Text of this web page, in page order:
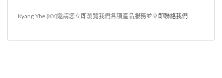
Kyang Yhe (KY)邀請您立即瀏覽我們各項產品服務並立即聯絡我們